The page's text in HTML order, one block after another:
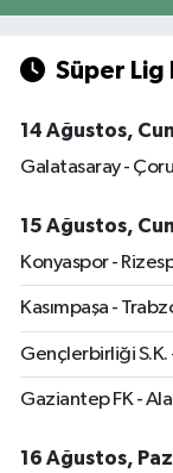
Süper Lig
14 Ağustos,
Galatasaray -
15 Ağustos,
Konyaspor -
Kasımpaşa -
Gençlerbirliği S.K.
Gaziantep FK -
16 Ağustos,